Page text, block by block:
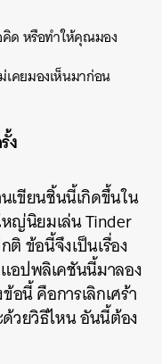
คิด หรือทำให้คุณมอง
คยมองเห็นมาก่อน
ง
เขียนชิ้นนี้เกิดขึ้นใน
ญ่นิยมเล่น Tinder
ติ ข้อนี้จึงเป็นเรื่อง
อปพลิเคชันนี้มาลอง
นี้ คือการเลิกเศร้า
วยวิธีไหน อันนี้ต้อง